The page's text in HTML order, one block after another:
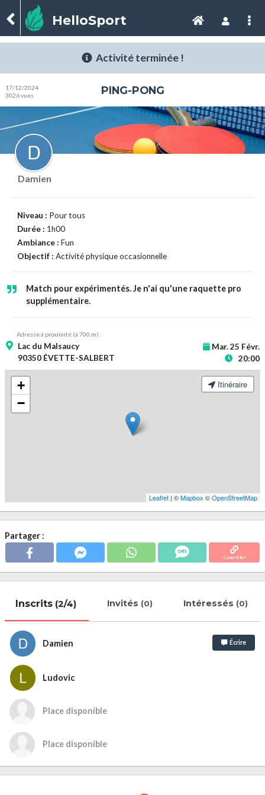
HelloSport
Activité terminée !
17/12/2024
3026 vues
PING-PONG
Damien
Niveau : Pour tous
Durée : 1h00
Ambiance : Fun
Objectif : Activité physique occasionnelle
Match pour expérimentés. Je n'ai qu'une raquette pro
supplémentaire.
Adresse à proximité (à 700 m) :
Lac du Malsaucy
90350 ÉVETTE-SALBERT
Mar. 25 Févr.
20:00
+
−
Itinéraire
Leaflet | ©Mapbox ©OpenStreetMap
Partager :
Copier le lien
Inscrits(2/4) Invités (0) Intéressés (0)
Damien Écrire
Ludovic
Place disponible
Place disponible